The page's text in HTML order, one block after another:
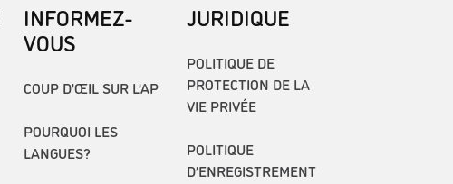
INFORMEZ-
VOUS
COUP D’ŒIL SUR L’AP
POURQUOI LES
LANGUES?
JURIDIQUE
POLITIQUE DE
PROTECTION DE LA
VIE PRIVÉE
POLITIQUE
D’ENREGISTREMENT